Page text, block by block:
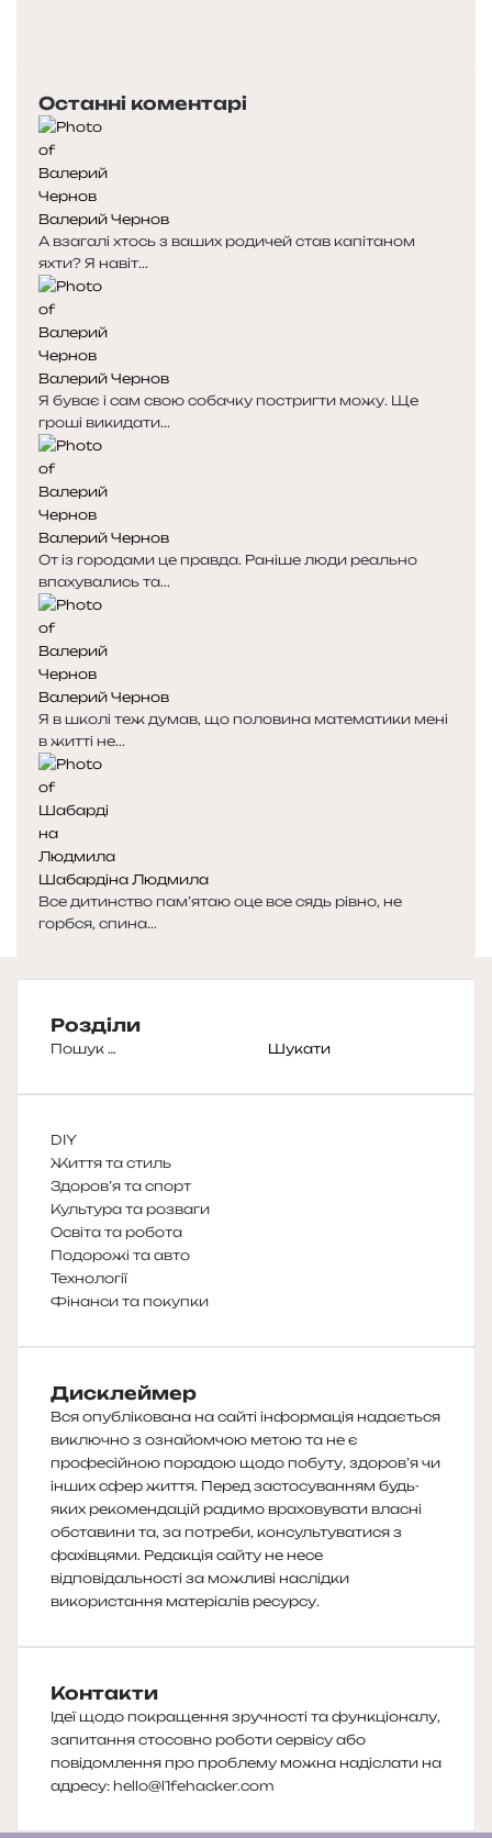
р
е
д
н
я
с
т
о
р
і
н
к
а
т
у
п
н
а
с
т
о
р
і
н
к
а
Останні коментарі
Валерий Чернов
А взагалі хтось з ваших родичей став капітаном
яхти? Я навіт...
Валерий Чернов
Я буває і сам свою собачку постригти можу. Ще
гроші викидати...
Валерий Чернов
От із городами це правда. Раніше люди реально
впахувались та...
Валерий Чернов
Я в школі теж думав, що половина математики мені
в житті не...
Шабардіна Людмила
Все дитинство пам’ятаю оце все сядь рівно, не
горбся, спина...
Розділи
Пошук:
DIY
Життя та стиль
Здоров’я та спорт
Культура та розваги
Освіта та робота
Подорожі та авто
Технології
Фінанси та покупки
Дисклеймер
Вся опублікована на сайті інформація надається
виключно з ознайомчою метою та не є
професійною порадою щодо побуту, здоров’я чи
інших сфер життя. Перед застосуванням будь-
яких рекомендацій радимо враховувати власні
обставини та, за потреби, консультуватися з
фахівцями. Редакція сайту не несе
відповідальності за можливі наслідки
використання матеріалів ресурсу.
Контакти
Ідеї щодо покращення зручності та функціоналу,
запитання стосовно роботи сервісу або
повідомлення про проблему можна надіслати на
адресу: hello@l1fehacker.com